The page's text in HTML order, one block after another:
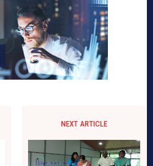
NEXT ARTICLE